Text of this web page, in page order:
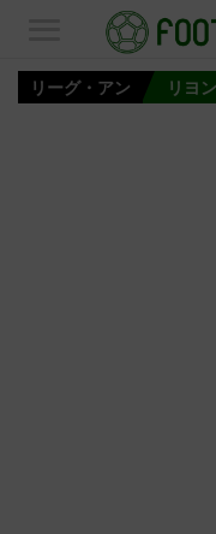
リーグ・アン リヨン